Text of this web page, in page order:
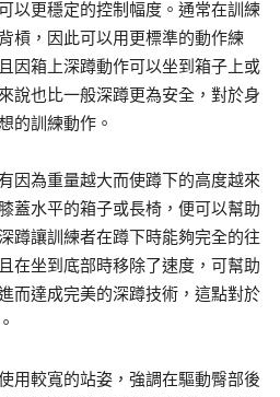
以更穩定的控制幅度。通常在訓練
槓，因此可以用更標準的動作練
因箱上深蹲動作可以坐到箱子上或
說也比一般深蹲更為安全，對於身
的訓練動作。
因為重量越大而使蹲下的高度越來
蓋水平的箱子或長椅，便可以幫助
蹲讓訓練者在蹲下時能夠完全的往
在坐到底部時移除了速度，可幫助
而達成完美的深蹲技術，這點對於
用較寬的站姿，強調在驅動臀部後